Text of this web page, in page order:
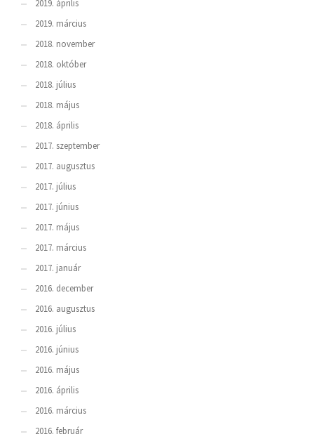
2019. április
2019. március
2018. november
2018. október
2018. július
2018. május
2018. április
2017. szeptember
2017. augusztus
2017. július
2017. június
2017. május
2017. március
2017. január
2016. december
2016. augusztus
2016. július
2016. június
2016. május
2016. április
2016. március
2016. február